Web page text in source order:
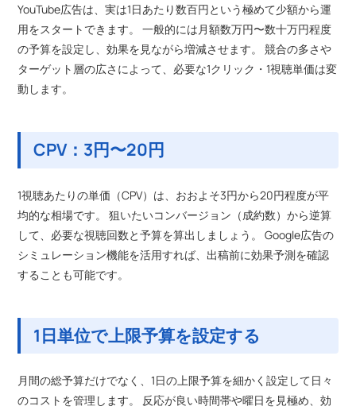
YouTube広告は、実は1日あたり数百円という極めて少額から運
用をスタートできます。 一般的には月額数万円〜数十万円程度
の予算を設定し、効果を見ながら増減させます。 競合の多さや
ターゲット層の広さによって、必要な1クリック・1視聴単価は変
動します。
CPV：3円〜20円
1視聴あたりの単価（CPV）は、おおよそ3円から20円程度が平
均的な相場です。 狙いたいコンバージョン（成約数）から逆算
して、必要な視聴回数と予算を算出しましょう。 Google広告の
シミュレーション機能を活用すれば、出稿前に効果予測を確認
することも可能です。
1日単位で上限予算を設定する
月間の総予算だけでなく、1日の上限予算を細かく設定して日々
のコストを管理します。 反応が良い時間帯や曜日を見極め、効